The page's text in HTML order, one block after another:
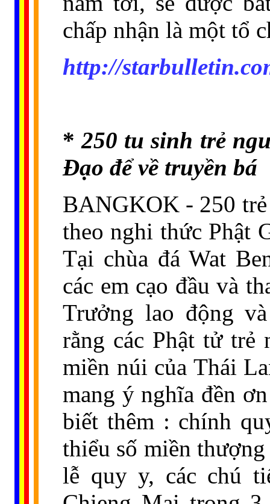
chấp nhận là một tổ
http://
*250 tu sinh trẻ
Đạo để về truyền bá
BANGKOK - 250
theo nghi thức Phật
Tại chùa đá Wat
các em cạo đầu và
Trưởng lao động
rằng các Phật tử trẻ
miền núi của Thái
mang ý nghĩa đền
biết thêm : chính
thiểu số miền
lễ quy y, các chú